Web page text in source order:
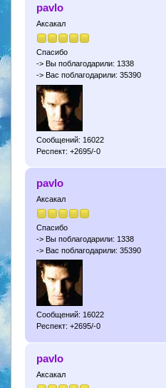
pavlo
Аксакал
Спасибо
-> Вы поблагодарили: 1338
-> Вас поблагодарили: 35390
Сообщений: 16022
Респект: +2695/-0
pavlo
Аксакал
Спасибо
-> Вы поблагодарили: 1338
-> Вас поблагодарили: 35390
Сообщений: 16022
Респект: +2695/-0
pavlo
Аксакал